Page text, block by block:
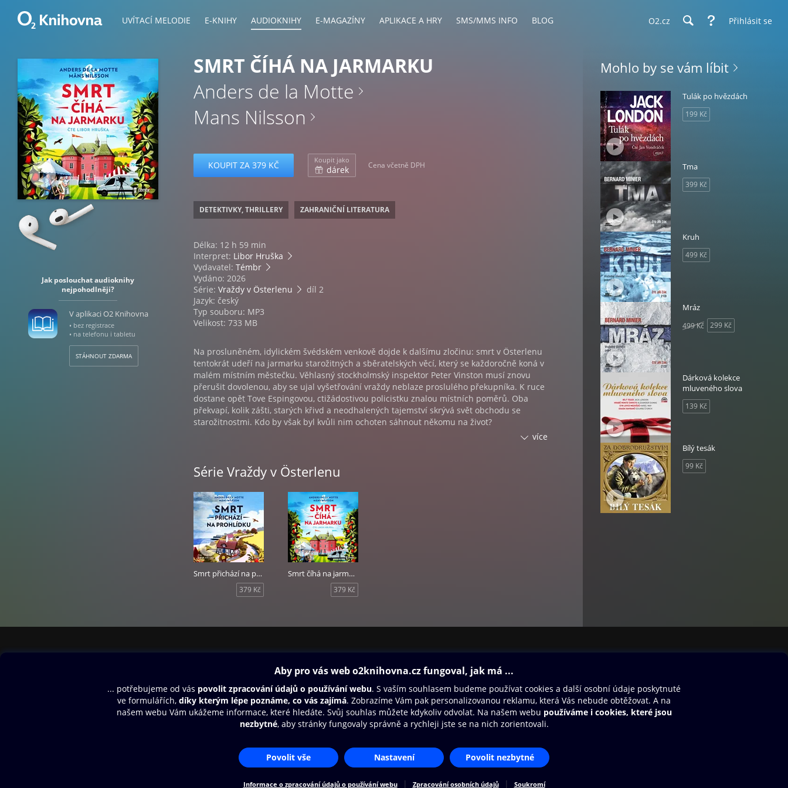
UVÍTACÍ MELODIE E-KNIHY AUDIOKNIHY E-MAGAZÍNY APLIKACE A HRY SMS/MMS INFO BLOG O2.cz Přihlásit se
Jak poslouchat audioknihy
nejpohodlněji?
V aplikaci O2 Knihovna
• bez registrace
• na telefonu i tabletu
STÁHNOUT ZDARMA
SMRT ČÍHÁ NA JARMARKU
Anders de la Motte
Mans Nilsson
KOUPIT ZA 379 KČ Koupit jako
dárek Cena včetně DPH
DETEKTIVKY, THRILLERY ZAHRANIČNÍ LITERATURA
Délka: 12 h 59 min
Interpret: Libor Hruška
Vydavatel: Témbr
Vydáno: 2026
Série: Vraždy v Österlenu
díl 2
Jazyk: český
Typ souboru: MP3
Velikost: 733 MB
Na prosluněném, idylickém švédském venkově dojde k dalšímu zločinu: smrt v Österlenu
tentokrát udeří na jarmarku starožitných a sběratelských věcí, který se každoročně koná v
malém místním městečku. Věhlasný stockholmský inspektor Peter Vinston musí znovu
přerušit dovolenou, aby se ujal vyšetřování vraždy neblaze proslulého překupníka. K ruce
dostane opět Tove Espingovou, ctižádostivou policistku znalou místních poměrů. Oba
překvapí, kolik zášti, starých křivd a neodhalených tajemství skrývá svět obchodu se
starožitnostmi. Kdo by však byl kvůli nim ochoten sáhnout někomu na život?
Škoch | Hudba Kate Hamsíková a Štěpán Škoch | Natočeno ve studiu All Senses
Production s. r. o. | Grafiku CD podle knižní obálky upravila Jana Lhotáková | Produkce
Kate Hamsíková | Vydala Euromedia Group, a. s. – Témbr v lednu 2026 | Nahrávka vznikla
podle knihy: ANDERS DE LA MOTTE, MĹNS NILSSON: SMRT ČÍHÁ NA JARMARKU, ETT FYND
ATT DÖ FÖR, Copyright © Anders de la Motte och Mĺns Nilsson 2022, Překlad © Helena
Matocha, 2023, Vydala Euromedia Group, a. s., v edici Kalibr, 2023.
Audiokniha Smrt číhá na jarmarku, autoři Anders de la Motte a Mans Nilsson, čte Libor
Hruška.
více
Série Vraždy v Österlenu
Smrt přichází na prohlídku
379 Kč
Smrt číhá na jarmarku
379 Kč
Mohlo by se vám líbit
Tulák po hvězdách
199 Kč
Tma
399 Kč
Kruh
499 Kč
Mráz
299 Kč
499 Kč
Dárková kolekce
mluveného slova
139 Kč
Bílý tesák
99 Kč
Aplikace a hry
SMS/MMS Info
Blog
Dárkový poukaz
Nápověda
Napište nám
Oneplay Originály
Sport
Nákupní řád Přístupnost Zásady zpracování osobních údajů Cookies Nastavení cookies